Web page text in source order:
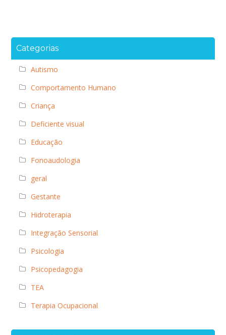
Categorias
Autismo
Comportamento Humano
Criança
Deficiente visual
Educação
Fonoaudologia
geral
Gestante
Hidroterapia
Integração Sensorial
Psicologia
Psicopedagogia
TEA
Terapia Ocupacional